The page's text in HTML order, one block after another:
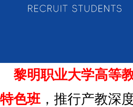
黎明职业大学高等
特色班，推行产教深